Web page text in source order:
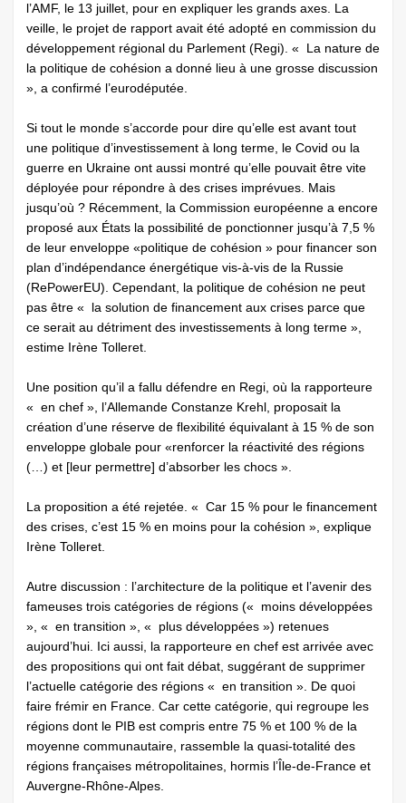
l’AMF, le 13 juillet, pour en expliquer les grands axes. La
veille, le projet de rapport avait été adopté en commission du
développement régional du Parlement (Regi). « La nature de
la politique de cohésion a donné lieu à une grosse discussion
», a confirmé l’eurodéputée.
Si tout le monde s’accorde pour dire qu’elle est avant tout
une politique d’investissement à long terme, le Covid ou la
guerre en Ukraine ont aussi montré qu’elle pouvait être vite
déployée pour répondre à des crises imprévues. Mais
jusqu’où ? Récemment, la Commission européenne a encore
proposé aux États la possibilité de ponctionner jusqu’à 7,5 %
de leur enveloppe «politique de cohésion » pour financer son
plan d’indépendance énergétique vis-à-vis de la Russie
(RePowerEU). Cependant, la politique de cohésion ne peut
pas être « la solution de financement aux crises parce que
ce serait au détriment des investissements à long terme »,
estime Irène Tolleret.
Une position qu’il a fallu défendre en Regi, où la rapporteure
« en chef », l’Allemande Constanze Krehl, proposait la
création d’une réserve de flexibilité équivalant à 15 % de son
enveloppe globale pour «renforcer la réactivité des régions
(…) et [leur permettre] d’absorber les chocs ».
La proposition a été rejetée. « Car 15 % pour le financement
des crises, c’est 15 % en moins pour la cohésion », explique
Irène Tolleret.
Autre discussion : l’architecture de la politique et l’avenir des
fameuses trois catégories de régions (« moins développées
», « en transition », « plus développées ») retenues
aujourd’hui. Ici aussi, la rapporteure en chef est arrivée avec
des propositions qui ont fait débat, suggérant de supprimer
l’actuelle catégorie des régions « en transition ». De quoi
faire frémir en France. Car cette catégorie, qui regroupe les
régions dont le PIB est compris entre 75 % et 100 % de la
moyenne communautaire, rassemble la quasi-totalité des
régions françaises métropolitaines, hormis l’Île-de-France et
Auvergne-Rhône-Alpes.